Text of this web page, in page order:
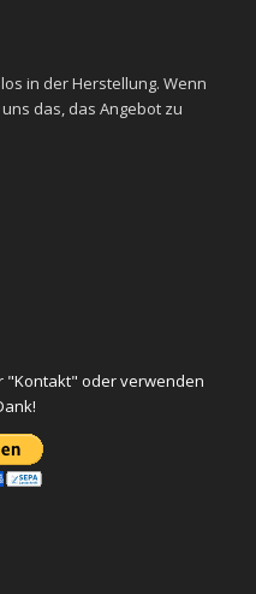
in der Herstellung. Wenn
das, das Angebot zu
"Kontakt" oder verwenden